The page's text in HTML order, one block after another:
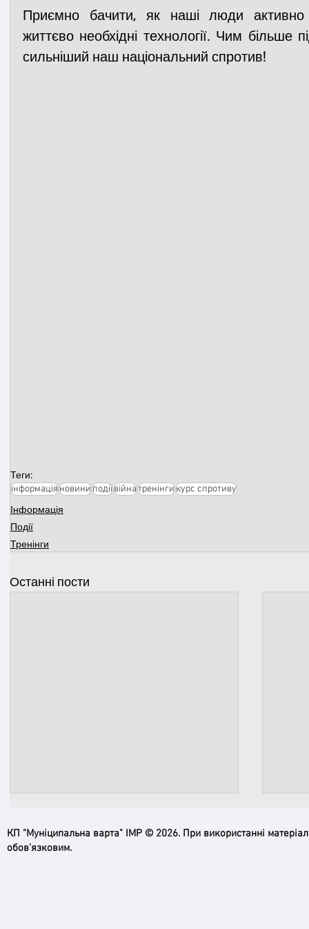
Приємно бачити, як наші люди активно
життєво необхідні технології. Чим більше
сильніший наш національний спротив!
Теги:
інформаціяновиниподіївійнатренінгикурс спротиву
Інформація
Події
Тренінги
Останні пости
КП "Муніципальна варта" ІМР © 2026. При використанні
обов’язковим.